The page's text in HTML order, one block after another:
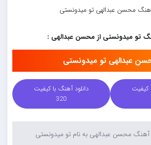
تو میدونستی از محسن عبدالهی :
عبدالهی تو میدونستی
کیفیت
دانلود آهنگ با کیفیت
320
محسن عبدالهی به نام تو میدونستی